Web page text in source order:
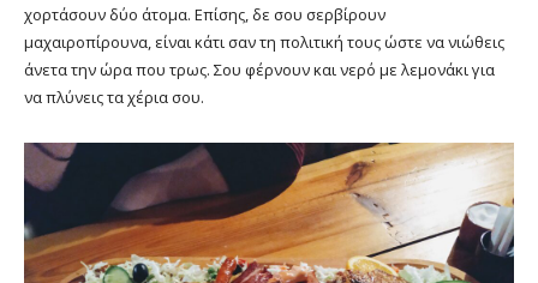
χορτάσουν δύο άτομα. Επίσης, δε σου σερβίρουν
μαχαιροπίρουνα, είναι κάτι σαν τη πολιτική τους ώστε να νιώθεις
άνετα την ώρα που τρως. Σου φέρνουν και νερό με λεμονάκι για
να πλύνεις τα χέρια σου.